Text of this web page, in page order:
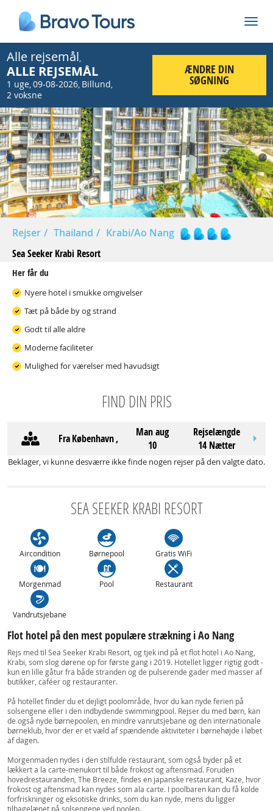
Alle rejsemål,
ALLE REJSEMÅL
1 uge,09-08-2026, Billund,
2 voksne
ÆNDRE DIN
SØGNING
Prev
Rejser Thailand
Krabi/Ao Nang
Sea Seeker Krabi Resort
Her får du
Nyere hotel i smukke omgivelser
Tæt på både by og strand
Godt til alle aldre
Moderne faciliteter
Mulighed for værelser med havudsigt
FIND DIN PRIS
FraKøbenhavn,
man aug
10
Rejselængde
14 Nætter
Beklager, vi kunne desværre ikke finde nogen rejser på den valgte dato.
SEA SEEKER KRABI RESORT
Aircondition Børnepool Gratis WiFi
Morgenmad Pool Restaurant
Vandrutsjebane
Flot hotel på den mest populære strækning i Ao Nang
Rejs med til Sea Seeker Krabi Resort, og tjek ind på et flot hotel i Ao Nang,
Krabi, som slog dørene op for første gang i 2019. Hotellet ligger rigtig godt -
kun en lille gåtur fra både stranden og de pulserende gader med masser af
butikker, caféer og restauranter.
På hotellet finder du et dejligt poolområde, hvor du kan nyde ferien på
solsengene eller i den indbydende swimmingpool. Rejser du med børn, kan
de også nyde børnepoolen, en mindre vanrutsjebane og den internationale
børneklub, hvor der er et væld af spændende aktiviteter i børnehøjde i løbet
af dagen.
Morgenmaden nydes i den stilfulde restaurant, som også byder på et
lækkert a la carte-menukort til både frokost og aftensmad. Foruden
hovedrestauranden, The Breeze, findes en japanske restaurant, Kaze, hvor
frokost og aftensmad kan nydes som ala carte. I poolbaren kan du få kolde
forfriskninger og eksotiske drinks, som du kan nyde, mens du ligger
tilbagelænet på solsengene ved poolen.